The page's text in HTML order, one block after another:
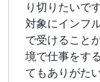
り切りたいで
対象にインフ
で受けること
境で仕事をす
てもありがた